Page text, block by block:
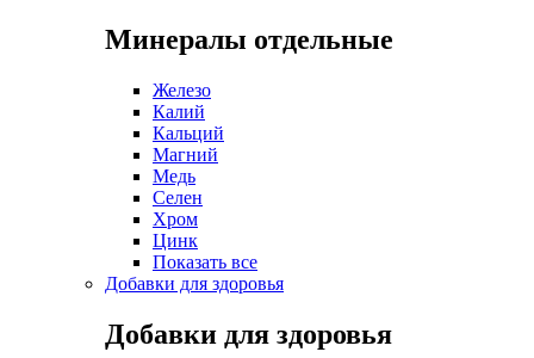
Минералы отдельные
Железо
Калий
Кальций
Магний
Медь
Селен
Хром
Цинк
Показать все
Добавки для здоровья
Добавки для здоровья